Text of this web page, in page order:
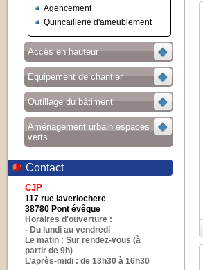
Agencement
Quincaillerie d'ameublement
Accès en hauteur
Equipement de chantier
Outillage du bâtiment
Aménagement urbain espaces
verts
Contact
CJP
117 rue laverlochere
38780 Pont évêque
Horaires d'ouverture :
- Du lundi au vendredi
Le matin : Sur rendez-vous (à
partir de 9h)
L’après-midi : de 13h30 à 16h30